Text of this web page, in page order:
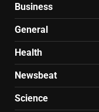
Business
General
Health
Newsbeat
Science